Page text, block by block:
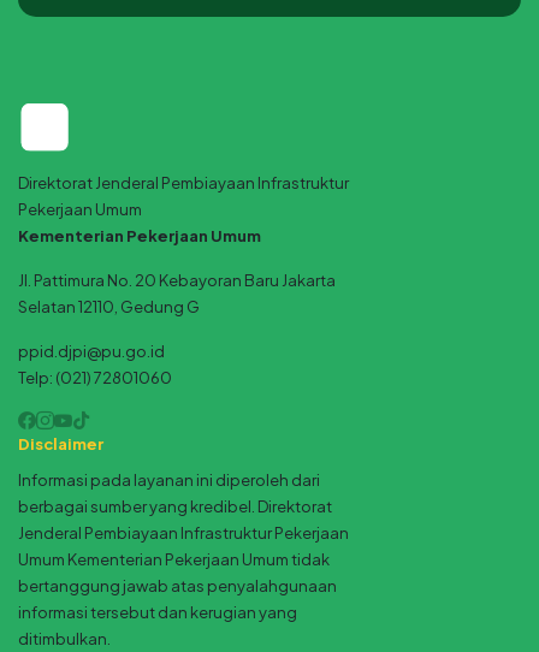
Direktorat Jenderal Pembiayaan Infrastruktur
Pekerjaan Umum
Kementerian Pekerjaan Umum
Jl. Pattimura No. 20 Kebayoran Baru Jakarta
Selatan 12110, Gedung G
ppid.djpi@pu.go.id
Telp: (021) 72801060
Disclaimer
Informasi pada layanan ini diperoleh dari
berbagai sumber yang kredibel. Direktorat
Jenderal Pembiayaan Infrastruktur Pekerjaan
Umum Kementerian Pekerjaan Umum tidak
bertanggung jawab atas penyalahgunaan
informasi tersebut dan kerugian yang
ditimbulkan.